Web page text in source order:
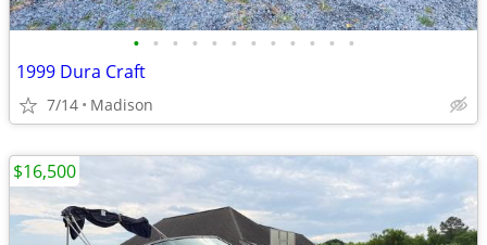
• • • • • • • • • • • •
1999 Dura Craft
7/14 Madison
$16,500